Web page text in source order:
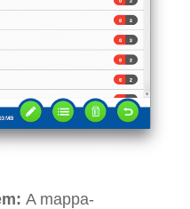
A mappa-